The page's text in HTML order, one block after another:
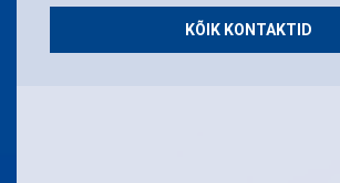
KÕIK KONTAKTID